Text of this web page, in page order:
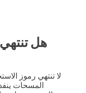
هل
لا تنتهي رموز
المسحات